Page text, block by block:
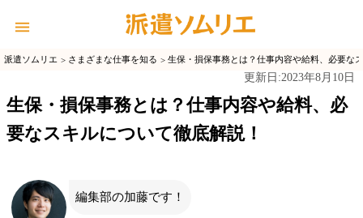
派遣ソムリエ さまざまな仕事を知る 生保・損保事務とは？仕事内容や給料、必要な
更新日:2023年8月10日
生保・損保事務とは？仕事内容や給料、必
要なスキルについて徹底解説！
編集部の加藤です！